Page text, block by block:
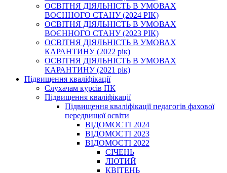
ОСВІТНЯ ДІЯЛЬНІСТЬ В УМОВАХ
ВОЄННОГО СТАНУ (2024 РІК)
ОСВІТНЯ ДІЯЛЬНІСТЬ В УМОВАХ
ВОЄННОГО СТАНУ (2023 РІК)
ОСВІТНЯ ДІЯЛЬНІСТЬ В УМОВАХ
КАРАНТИНУ (2022 рік)
ОСВІТНЯ ДІЯЛЬНІСТЬ В УМОВАХ
КАРАНТИНУ (2021 рік)
Підвищення кваліфікації
Слухачам курсів ПК
Підвищення кваліфікації
Підвищення кваліфікації педагогів фахової
передвищої освіти
ВІДОМОСТІ 2024
ВІДОМОСТІ 2023
ВІДОМОСТІ 2022
СІЧЕНЬ
ЛЮТИЙ
КВІТЕНЬ